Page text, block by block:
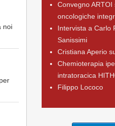
noi
Convegno ARTOI
oncologiche
Intervista a Carlo
Sanissimi
Cristiana Aperio
Chemioterapia
intratoracica
Filippo Lococo